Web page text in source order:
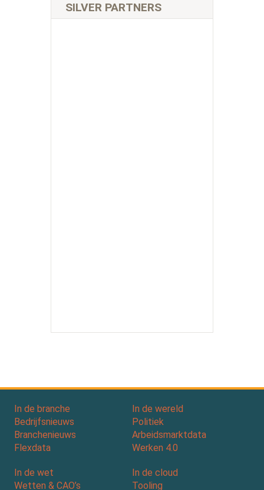
SILVER PARTNERS
In de branche
Bedrijfsnieuws
Branchenieuws
Flexdata
In de wereld
Politiek
Arbeidsmarktdata
Werken 4.0
In de wet
Wetten & CAO’s
In de cloud
Tooling